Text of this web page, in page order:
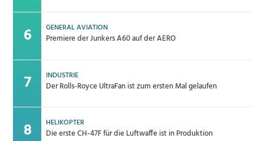
GENERAL AVIATION
Premiere der Junkers A60 auf der AERO
INDUSTRIE
Der Rolls-Royce UltraFan ist zum ersten Mal gelaufen
HELIKOPTER
Die erste CH-47F für die Luftwaffe ist in Produktion